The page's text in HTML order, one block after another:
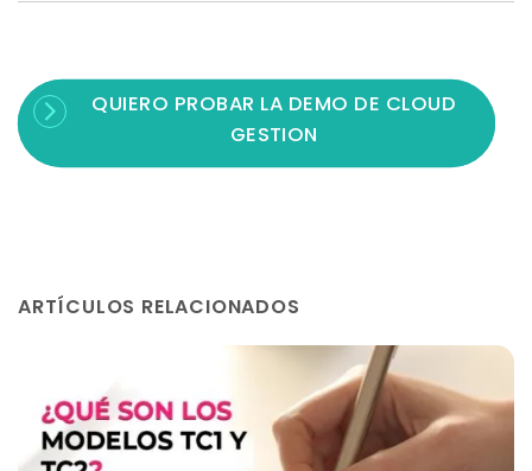
QUIERO PROBAR LA DEMO DE CLOUD
GESTION
ARTÍCULOS RELACIONADOS